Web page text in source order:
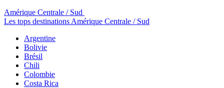
Amérique Centrale / Sud
Les tops destinations Amérique Centrale / Sud
Argentine
Bolivie
Brésil
Chili
Colombie
Costa Rica